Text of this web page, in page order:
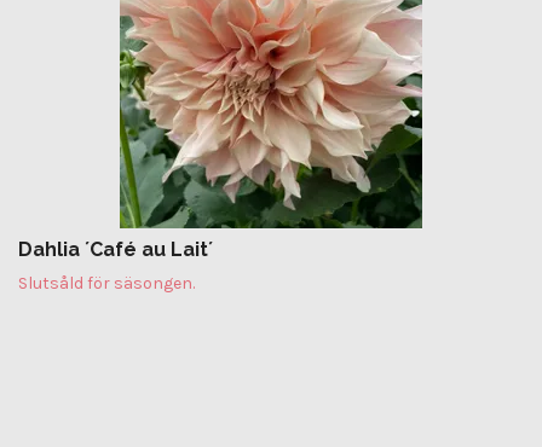
Dahlia ´Café au Lait´
Slutsåld för säsongen.